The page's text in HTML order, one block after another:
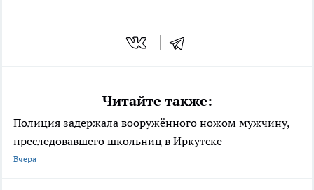
Читайте также:
Полиция задержала вооружённого ножом мужчину,
преследовавшего школьниц в Иркутске
Вчера